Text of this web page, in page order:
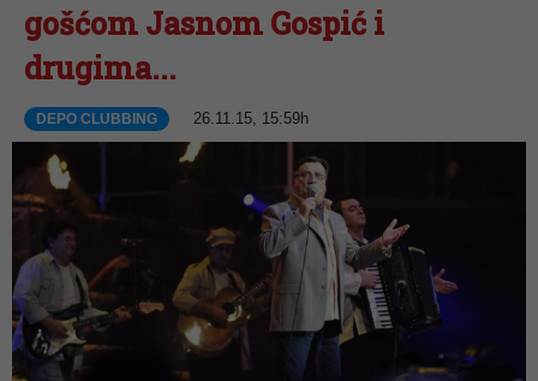
gošćom Jasnom Gospić i
drugima...
DEPO CLUBBING 26.11.15, 15:59h